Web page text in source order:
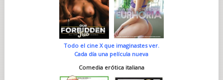
Todo el cine X que imaginastes ver.
Cada día una película nueva
Comedia erótica italiana